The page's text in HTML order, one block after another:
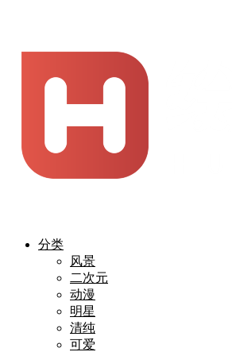
分类
风景
二次元
动漫
明星
清纯
可爱